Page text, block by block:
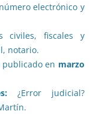
electrónico y
civiles, fiscales y
notario.
en marzo
¿Error judicial?